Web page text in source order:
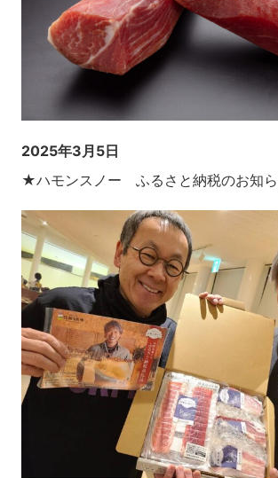
2025年3月5日
★ハモンスノー ふるさと納税のお知